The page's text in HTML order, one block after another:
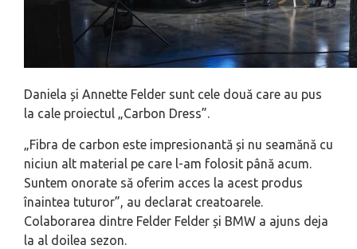
Daniela și Annette Felder sunt cele două care au pus
la cale proiectul „Carbon Dress”.
„Fibra de carbon este impresionantă și nu seamănă cu
niciun alt material pe care l-am folosit până acum.
Suntem onorate să oferim acces la acest produs
înaintea tuturor”, au declarat creatoarele.
Colaborarea dintre Felder Felder și BMW a ajuns deja
la al doilea sezon.